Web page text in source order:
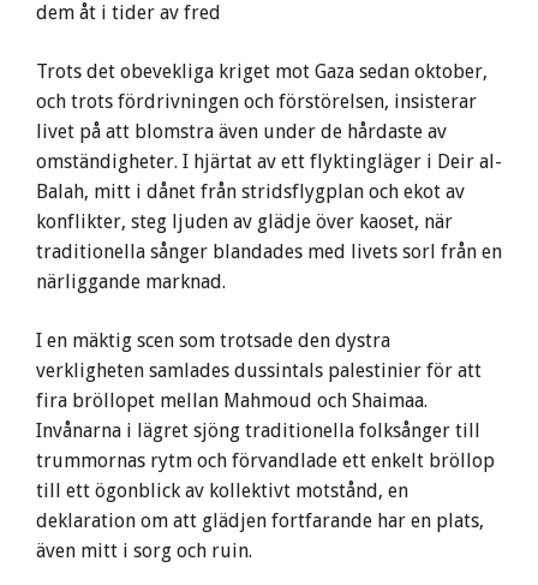
dem åt i tider av fred
Trots det obevekliga kriget mot Gaza sedan oktober,
och trots fördrivningen och förstörelsen, insisterar
livet på att blomstra även under de hårdaste av
omständigheter. I hjärtat av ett flyktingläger i Deir al-
Balah, mitt i dånet från stridsflygplan och ekot av
konflikter, steg ljuden av glädje över kaoset, när
traditionella sånger blandades med livets sorl från en
närliggande marknad.
I en mäktig scen som trotsade den dystra
verkligheten samlades dussintals palestinier för att
fira bröllopet mellan Mahmoud och Shaimaa.
Invånarna i lägret sjöng traditionella folksånger till
trummornas rytm och förvandlade ett enkelt bröllop
till ett ögonblick av kollektivt motstånd, en
deklaration om att glädjen fortfarande har en plats,
även mitt i sorg och ruin.